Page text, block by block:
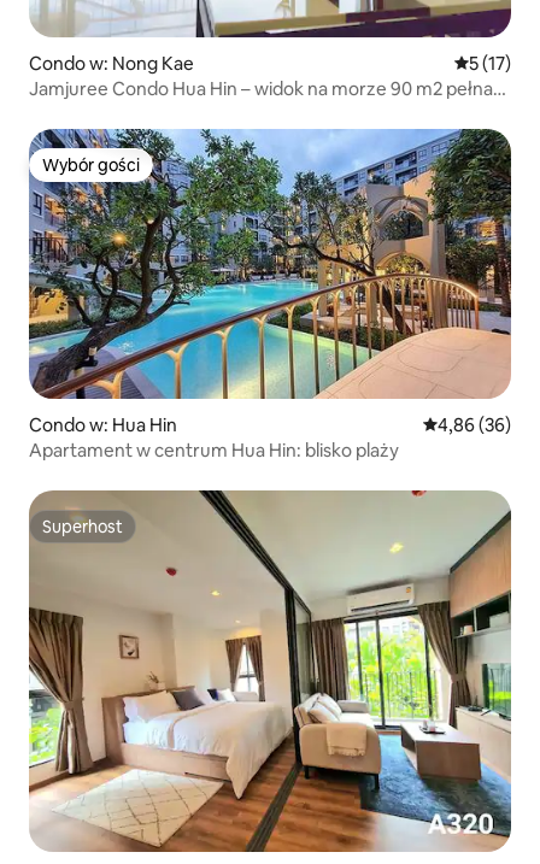
Condo w: Nong Kae Średnia
5 (17)
Jamjuree Condo Hua Hin – widok na morze 90 m2 pełna
Wybór gości
Wybór gości
Condo w: Hua Hin Średnia
4,86 (36)
Apartament w centrum Hua Hin: blisko plaży
Superhost
Superhost